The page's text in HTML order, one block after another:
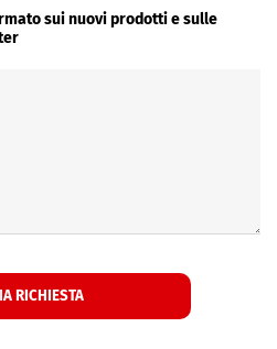
sui nuovi prodotti e sulle